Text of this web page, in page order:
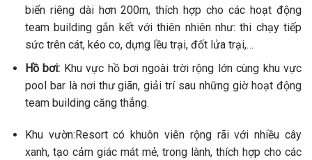
biển riêng dài hơn 200m, thích hợp cho các hoạt động
team building gắn kết với thiên nhiên như: thi chạy tiếp
sức trên cát, kéo co, dựng lều trại, đốt lửa trại,…
Hồ bơi: Khu vực hồ bơi ngoài trời rộng lớn cùng khu vực
pool bar là nơi thư giãn, giải trí sau những giờ hoạt động
team building căng thẳng.
Khu vườn:Resort có khuôn viên rộng rãi với nhiều cây
xanh, tạo cảm giác mát mẻ, trong lành, thích hợp cho các